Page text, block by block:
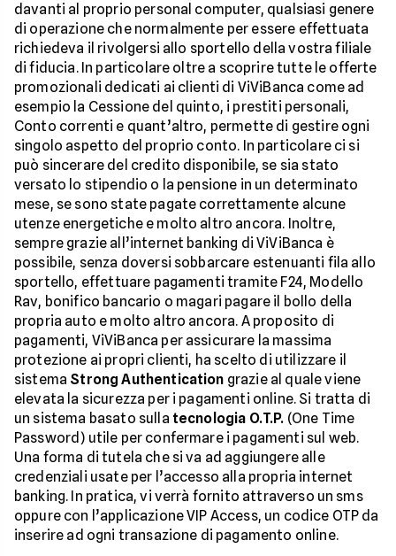
davanti al proprio personal computer, qualsiasi genere
di operazione che normalmente per essere effettuata
richiedeva il rivolgersi allo sportello della vostra filiale
di fiducia. In particolare oltre a scoprire tutte le offerte
promozionali dedicati ai clienti di ViViBanca come ad
esempio la Cessione del quinto, i prestiti personali,
Conto correnti e quant’altro, permette di gestire ogni
singolo aspetto del proprio conto. In particolare ci si
può sincerare del credito disponibile, se sia stato
versato lo stipendio o la pensione in un determinato
mese, se sono state pagate correttamente alcune
utenze energetiche e molto altro ancora. Inoltre,
sempre grazie all’internet banking di ViViBanca è
possibile, senza doversi sobbarcare estenuanti fila allo
sportello, effettuare pagamenti tramite F24, Modello
Rav, bonifico bancario o magari pagare il bollo della
propria auto e molto altro ancora. A proposito di
pagamenti, ViViBanca per assicurare la massima
protezione ai propri clienti, ha scelto di utilizzare il
sistema Strong Authentication grazie al quale viene
elevata la sicurezza per i pagamenti online. Si tratta di
un sistema basato sulla tecnologia O.T.P. (One Time
Password) utile per confermare i pagamenti sul web.
Una forma di tutela che si va ad aggiungere alle
credenziali usate per l’accesso alla propria internet
banking. In pratica, vi verrà fornito attraverso un sms
oppure con l’applicazione VIP Access, un codice OTP da
inserire ad ogni transazione di pagamento online.